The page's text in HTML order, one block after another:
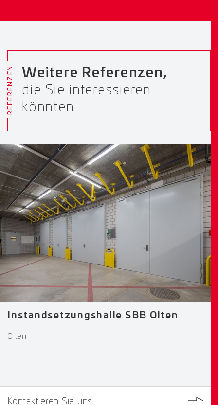
REFERENZEN
Weitere Referenzen,
die Sie interessieren
könnten
Instandsetzungshalle SBB Olten
Olten
Kontaktieren Sie uns